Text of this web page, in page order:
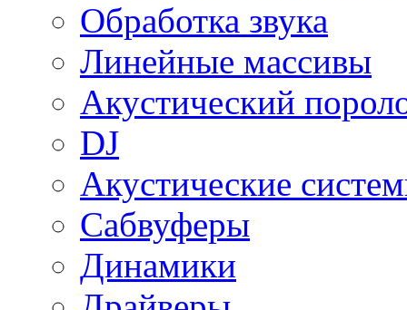
Обработка звука
Линейные массивы
Акустический
DJ
Акустические
Сабвуферы
Динамики